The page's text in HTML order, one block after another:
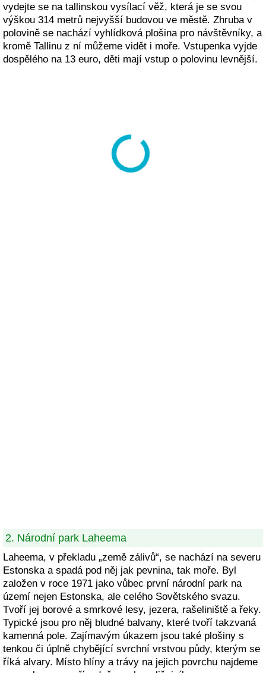
vydejte se na tallinskou vysílací věž, která je se svou
výškou 314 metrů nejvyšší budovou ve městě. Zhruba v
polovině se nachází vyhlídková plošina pro návštěvníky, a
kromě Tallinu z ní můžeme vidět i moře. Vstupenka vyjde
dospělého na 13 euro, děti mají vstup o polovinu levnější.
2. Národní park Laheema
Laheema, v překladu „země zálivů“, se nachází na severu
Estonska a spadá pod něj jak pevnina, tak moře. Byl
založen v roce 1971 jako vůbec první národní park na
území nejen Estonska, ale celého Sovětského svazu.
Tvoří jej borové a smrkové lesy, jezera, rašeliniště a řeky.
Typické jsou pro něj bludné balvany, které tvoří takzvaná
kamenná pole. Zajímavým úkazem jsou také plošiny s
tenkou či úplně chybějící svrchní vrstvou půdy, kterým se
říká alvary. Místo hlíny a trávy na jejich povrchu najdeme